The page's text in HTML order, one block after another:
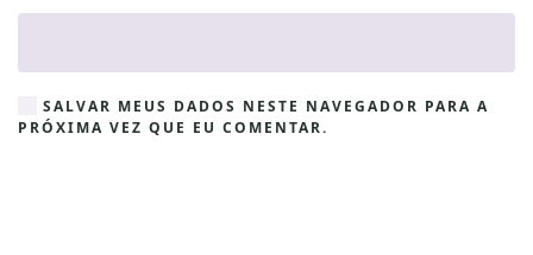
SALVAR MEUS DADOS NESTE NAVEGADOR PARA A
PRÓXIMA VEZ QUE EU COMENTAR.